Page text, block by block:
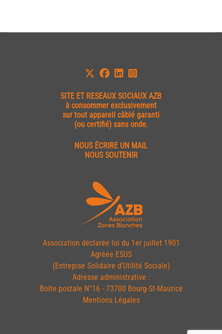
SITE ETRESEAUX SOCIAUX AZB
à consommer exclusivement
sur tout appareil câblé garanti
(ou certifié) sans onde.
NOUS ÉCRIRE UN MAIL
NOUS SOUTENIR
Association déclarée loi du 1er juillet 1901
Agréée ESUS
(Entrepise Solidaire d’Utilité Sociale)
Adresse administrative :
Boite postale N°16 - 73700 Bourg-St-Maurice
Mentions Légales